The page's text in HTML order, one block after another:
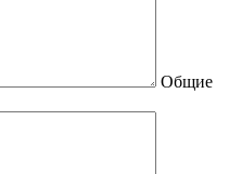
Общие